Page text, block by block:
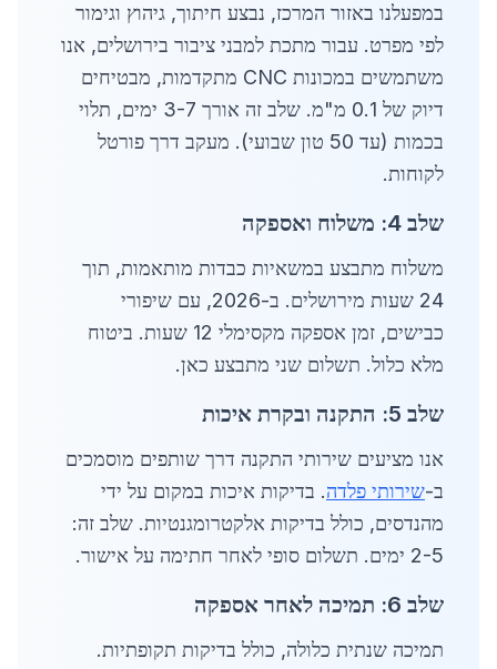
במפעלנו באזור המרכז, נבצע חיתוך, גיהוץ וגימור
לפי מפרט. עבור מתכת למבני ציבור בירושלים, אנו
משתמשים במכונות CNC מתקדמות, מבטיחים
דיוק של 0.1 מ"מ. שלב זה אורך 3-7 ימים, תלוי
בכמות (עד 50 טון שבועי). מעקב דרך פורטל
לקוחות.
שלב 4: משלוח ואספקה
משלוח מתבצע במשאיות כבדות מותאמות, תוך
24 שעות מירושלים. ב-2026, עם שיפורי
כבישים, זמן אספקה מקסימלי 12 שעות. ביטוח
מלא כלול. תשלום שני מתבצע כאן.
שלב 5: התקנה ובקרת איכות
אנו מציעים שירותי התקנה דרך שותפים מוסמכים
ב-שירותי פלדה. בדיקות איכות במקום על ידי
מהנדסים, כולל בדיקות אלקטרומגנטיות. שלב זה:
2-5 ימים. תשלום סופי לאחר חתימה על אישור.
שלב 6: תמיכה לאחר אספקה
תמיכה שנתית כלולה, כולל בדיקות תקופתיות.